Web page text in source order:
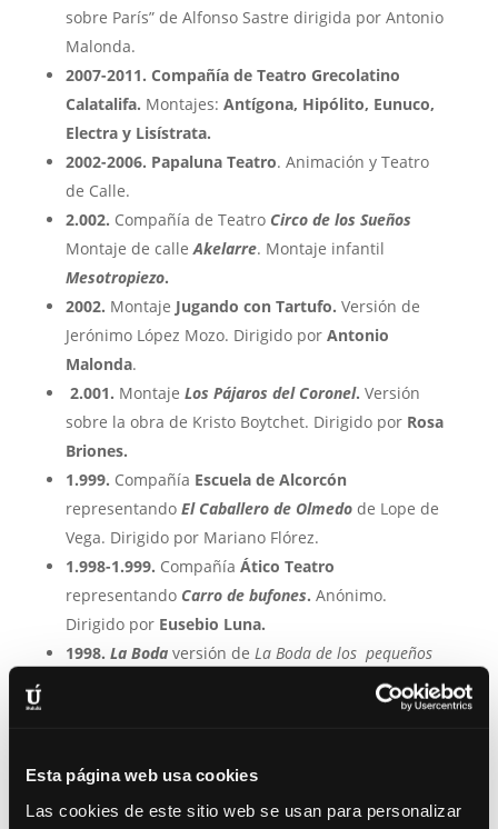
Esta página web usa cookies
Las cookies de este sitio web se usan para personalizar
sobre París” de Alfonso Sastre dirigida por Antonio
Malonda.
2007-2011. Compañía de Teatro Grecolatino
Calatalifa. Montajes: Antígona, Hipólito, Eunuco,
Electra y Lisístrata.
2002-2006. Papaluna Teatro. Animación y Teatro
de Calle.
2.002. Compañía de Teatro Circo de los Sueños
Montaje de calleAkelarre. Montaje infantil
Mesotropiezo.
2002. Montaje Jugando con Tartufo. Versión de
Jerónimo López Mozo. Dirigido por Antonio
Malonda.
2.001. Montaje Los Pájaros del Coronel. Versión
sobre la obra de Kristo Boytchet. Dirigido por Rosa
Briones.
1.999. Compañía Escuela de Alcorcón
representando El Caballero de Olmedo de Lope de
Vega. Dirigido por Mariano Flórez.
1.998-1.999. Compañía Ático Teatro
representando Carro de bufones. Anónimo.
Dirigido por Eusebio Luna.
1998. La Boda versión de La Boda de los pequeños
Antonio
Cásina, mon amour. Sobre textos de Plauto.